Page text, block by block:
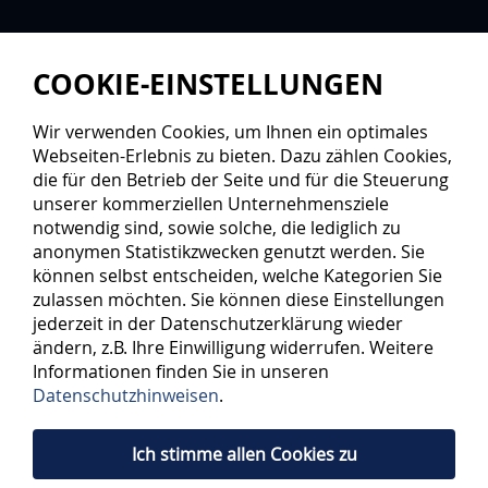
COOKIE-EINSTELLUNGEN
Wir verwenden Cookies, um Ihnen ein optimales
Webseiten-Erlebnis zu bieten. Dazu zählen Cookies,
die für den Betrieb der Seite und für die Steuerung
unserer kommerziellen Unternehmensziele
notwendig sind, sowie solche, die lediglich zu
anonymen Statistikzwecken genutzt werden. Sie
können selbst entscheiden, welche Kategorien Sie
zulassen möchten. Sie können diese Einstellungen
jederzeit in der Datenschutzerklärung wieder
ändern, z.B. Ihre Einwilligung widerrufen. Weitere
Informationen finden Sie in unseren
Datenschutzhinweisen.
Ich stimme allen Cookies zu